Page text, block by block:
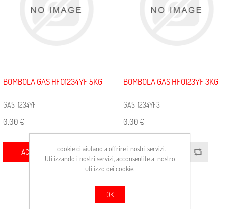
BOMBOLA GAS HFO1234YF 5KG
GAS-1234YF
0,00 €
ACQUISTA
BOMBOLA GAS HFO123YF 3KG
GAS-1234YF3
0,00 €
ACQUISTA
I cookie ci aiutano a offrire i nostri servizi.
Utilizzando i nostri servizi, acconsentite al nostro
utilizzo dei cookie.
OK